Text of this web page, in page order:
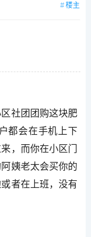
楼主
社团团购这块肥
都会在手机上下
，而你在小区门
姨老太会买你的
者在上班，没有